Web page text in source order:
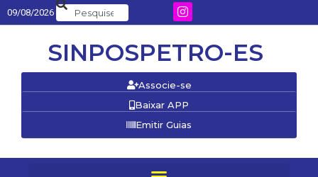
09/08/2026
SINPOSPETRO-ES
Associe-se
Baixar APP
Emitir Guias